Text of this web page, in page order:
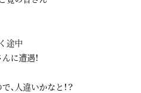
途中
に遭遇！
人違いかなと！？